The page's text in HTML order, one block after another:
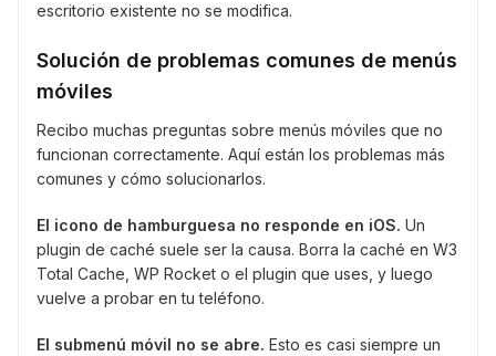
escritorio existente no se modifica.
Solución de problemas comunes de menús
móviles
Recibo muchas preguntas sobre menús móviles que no
funcionan correctamente. Aquí están los problemas más
comunes y cómo solucionarlos.
El icono de hamburguesa no responde en iOS. Un
plugin de caché suele ser la causa. Borra la caché en W3
Total Cache, WP Rocket o el plugin que uses, y luego
vuelve a probar en tu teléfono.
El submenú móvil no se abre. Esto es casi siempre un